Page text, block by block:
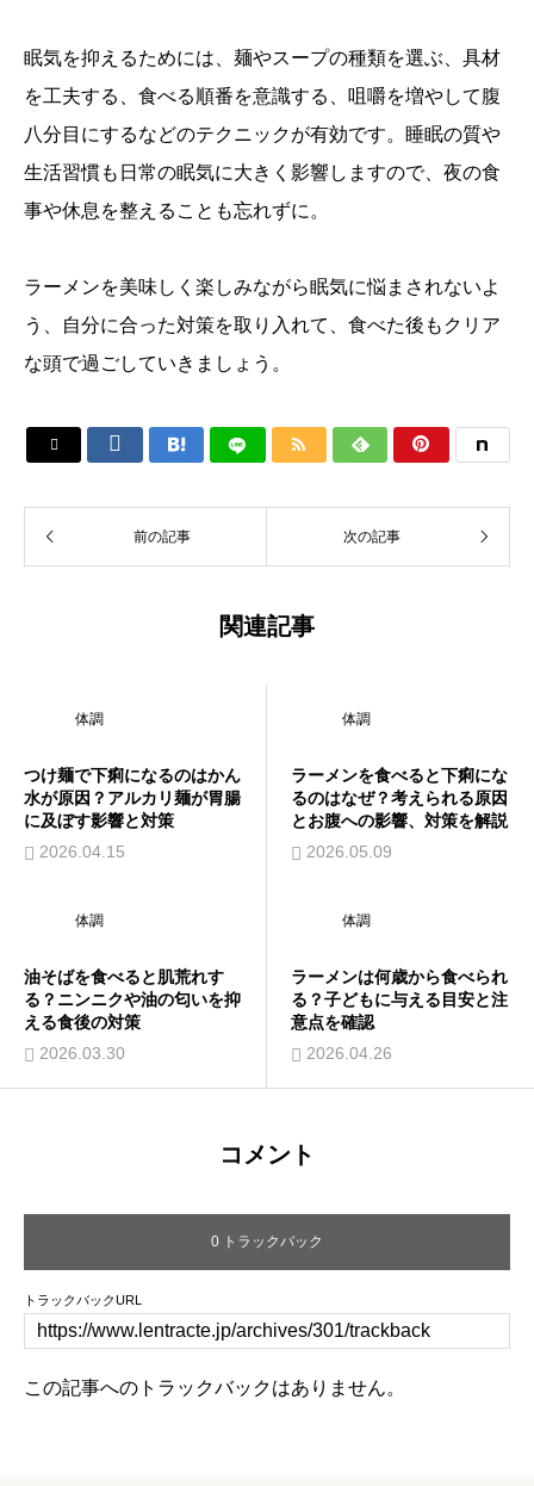
眠気を抑えるためには、麺やスープの種類を選ぶ、具材
を工夫する、食べる順番を意識する、咀嚼を増やして腹
八分目にするなどのテクニックが有効です。睡眠の質や
生活習慣も日常の眠気に大きく影響しますので、夜の食
事や休息を整えることも忘れずに。
ラーメンを美味しく楽しみながら眠気に悩まされないよ
う、自分に合った対策を取り入れて、食べた後もクリア
な頭で過ごしていきましょう。
     
前の記事 次の記事
関連記事
体調
つけ麺で下痢になるのはかん
水が原因？アルカリ麺が胃腸
に及ぼす影響と対策
2026.04.15
体調
ラーメンを食べると下痢にな
るのはなぜ？考えられる原因
とお腹への影響、対策を解説
2026.05.09
体調
油そばを食べると肌荒れす
る？ニンニクや油の匂いを抑
える食後の対策
2026.03.30
体調
ラーメンは何歳から食べられ
る？子どもに与える目安と注
意点を確認
2026.04.26
コメント
0 トラックバック
トラックバックURL
この記事へのトラックバックはありません。